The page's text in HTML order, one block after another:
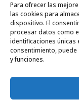
Para ofrecer las
las cookies para
dispositivo. El
procesar datos como
identificaciones únicas
consentimiento, puede
y funciones.